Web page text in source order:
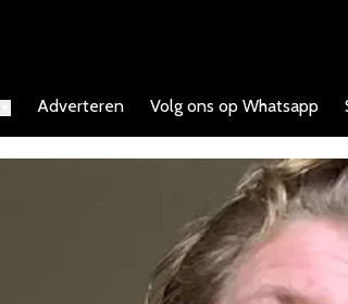
Adverteren Volg ons op Whatsapp